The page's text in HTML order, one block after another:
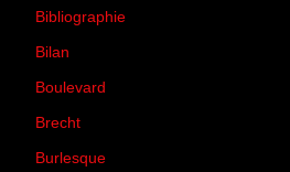
Bibliographie
Bilan
Boulevard
Brecht
Burlesque